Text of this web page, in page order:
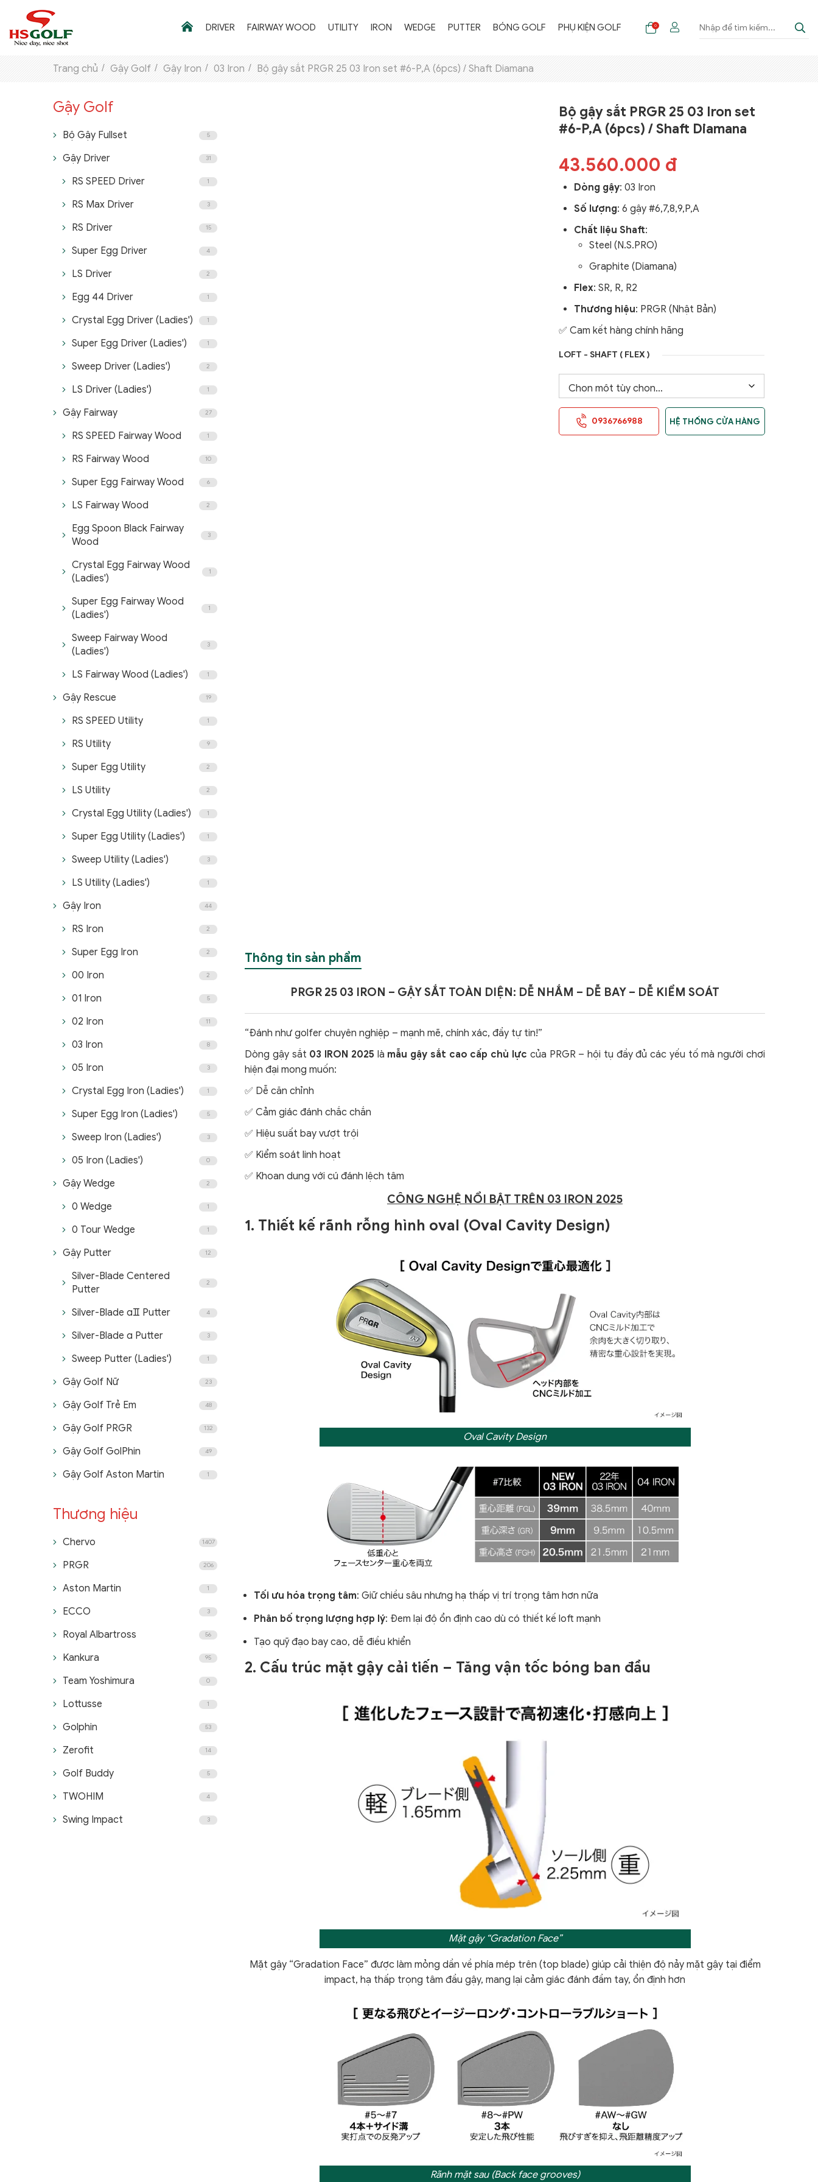
THƯƠNG HIỆU
GẬY GOLF
THỜI TRANG GOLF
DRIVER FAIRWAY WOOD UTILITY IRON WEDGE PUTTER BÓNG GOLF PHỤ KIỆN GOLF 0
Trang chủ Gậy Golf Gậy Iron 03 Iron Bộ gậy sắt PRGR 25 03 Iron set #6-P,A (6pcs) / Shaft Diamana
Bộ gậy sắt PRGR 25 03 Iron set
#6-P,A (6pcs) / Shaft Diamana
43.560.000 đ
Dòng gậy: 03 Iron
Số lượng: 6 gậy #6,7,8,9,P,A
Chất liệu Shaft:
Steel (N.S.PRO)
Graphite (Diamana)
Flex: SR, R, R2
Thương hiệu: PRGR (Nhật Bản)
✅ Cam kết hàng chính hãng
LOFT - SHAFT ( FLEX )
0936766988 HỆ THỐNG CỬA HÀNG
Thông tin sản phẩm
PRGR 25 03 IRON – GẬY SẮT TOÀN DIỆN: DỄ NHẮM – DỄ BAY – DỄ KIỂM SOÁT
“Đánh như golfer chuyên nghiệp – mạnh mẽ, chính xác, đầy tự tin!”
Dòng gậy sắt 03 IRON 2025 là mẫu gậy sắt cao cấp chủ lực của PRGR – hội tụ đầy đủ các yếu tố mà người chơi
hiện đại mong muốn:
✅ Dễ căn chỉnh
✅ Cảm giác đánh chắc chắn
✅ Hiệu suất bay vượt trội
✅ Kiểm soát linh hoạt
✅ Khoan dung với cú đánh lệch tâm
CÔNG NGHỆ NỔI BẬT TRÊN 03 IRON 2025
1. Thiết kế rãnh rỗng hình oval (Oval Cavity Design)
Oval Cavity Design
Tối ưu hóa trọng tâm: Giữ chiều sâu nhưng hạ thấp vị trí trọng tâm hơn nữa
Phân bố trọng lượng hợp lý: Đem lại độ ổn định cao dù có thiết kế loft mạnh
Tạo quỹ đạo bay cao, dễ điều khiển
2. Cấu trúc mặt gậy cải tiến – Tăng vận tốc bóng ban đầu
Mặt gậy “Gradation Face”
Mặt gậy “Gradation Face” được làm mỏng dần về phía mép trên (top blade) giúp cải thiện độ nảy mặt gậy tại điểm
impact, hạ thấp trọng tâm đầu gậy, mang lại cảm giác đánh đầm tay, ổn định hơn
Rãnh mặt sau (Back face grooves)
Gậy Golf
Bộ Gậy Fullset 5
Gậy Driver 31
RS SPEED Driver 1
RS Max Driver 3
RS Driver 15
Super Egg Driver 4
LS Driver 2
Egg 44 Driver 1
Crystal Egg Driver (Ladies') 1
Super Egg Driver (Ladies') 1
Sweep Driver (Ladies') 2
LS Driver (Ladies') 1
Gậy Fairway 27
RS SPEED Fairway Wood 1
RS Fairway Wood 10
Super Egg Fairway Wood 6
LS Fairway Wood 2
Egg Spoon Black Fairway
Wood
3
Crystal Egg Fairway Wood
(Ladies')
1
Super Egg Fairway Wood
(Ladies')
1
Sweep Fairway Wood
(Ladies')
3
LS Fairway Wood (Ladies') 1
Gậy Rescue 19
RS SPEED Utility 1
RS Utility 9
Super Egg Utility 2
LS Utility 2
Crystal Egg Utility (Ladies') 1
Super Egg Utility (Ladies') 1
Sweep Utility (Ladies') 3
LS Utility (Ladies') 1
Gậy Iron 44
RS Iron 2
Super Egg Iron 2
00 Iron 2
01 Iron 5
02 Iron 11
03 Iron 8
05 Iron 3
Crystal Egg Iron (Ladies') 1
Super Egg Iron (Ladies') 5
Sweep Iron (Ladies') 3
05 Iron (Ladies') 0
Gậy Wedge 2
0 Wedge 1
0 Tour Wedge 1
Gậy Putter 12
Silver-Blade Centered
Putter
2
Silver-Blade αⅡ Putter 4
Silver-Blade α Putter 3
Sweep Putter (Ladies') 1
Gậy Golf Nữ 23
Gậy Golf Trẻ Em 48
Gậy Golf PRGR 132
Gậy Golf GolPhin 49
Gậy Golf Aston Martin 1
Thương hiệu
Chervo 1407
PRGR 206
Aston Martin 1
ECCO 3
Royal Albartross 56
Kankura 95
Team Yoshimura 0
Lottusse 1
Golphin 53
Zerofit 14
Golf Buddy 5
TWOHIM 4
Swing Impact 3